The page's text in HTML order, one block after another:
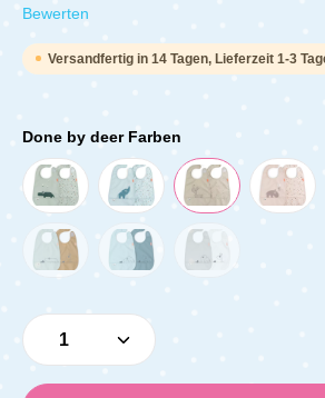
Durchschnittliche Bewertung von 0 von 5
Bewerten
Versandfertig in 14 Tagen, Lieferzeit 1-3
Done by deer Farben
Produkt Anzahl: Gib den